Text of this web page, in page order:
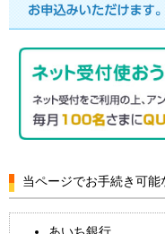
当ページでお手続き可能